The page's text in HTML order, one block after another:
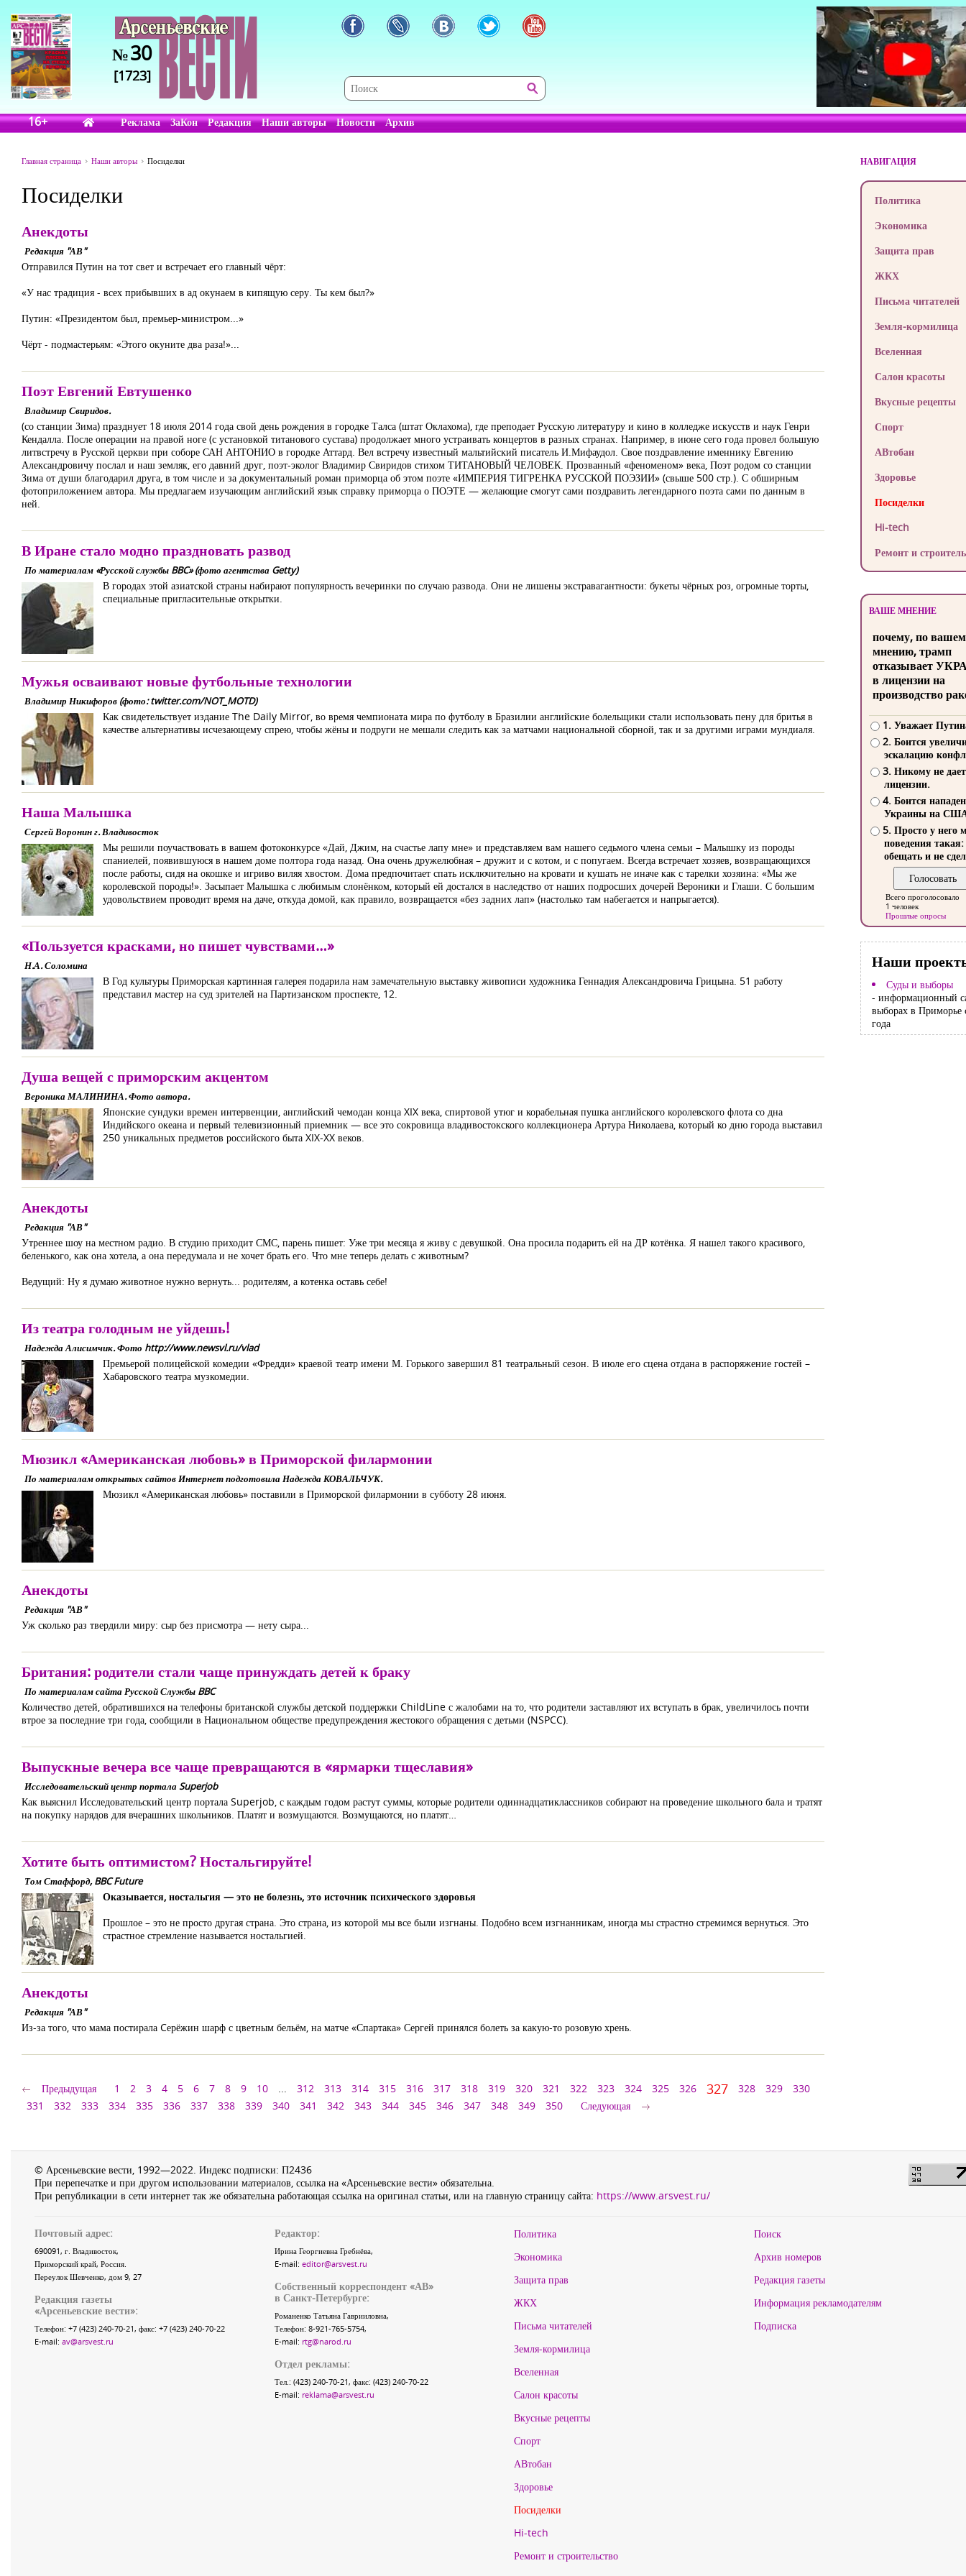
№30
[1723]
16+ Реклама ЗаКон Редакция Наши авторы Новости Архив
Главная страница Наши авторы Посиделки
Посиделки
Анекдоты
Редакция "АВ"
Отправился Путин на тот свет и встречает его главный чёрт:
«У нас традиция - всех прибывших в ад окунаем в кипящую серу. Ты кем был?»
Путин: «Президентом был, премьер-министром...»
Чёрт - подмастерьям: «Этого окуните два раза!»...
Поэт Евгений Евтушенко
Владимир Свиридов.
(со станции Зима) празднует 18 июля 2014 года свой день рождения в городке Талса (штат Оклахома), где преподает Русскую литературу и кино в колледже искусств и наук Генри
Кендалла. После операции на правой ноге (с установкой титанового сустава) продолжает много устраивать концертов в разных странах. Например, в июне сего года провел большую
литвстречу в Русской церкви при соборе САН АНТОНИО в городке Аттард. Вел встречу известный мальтийский писатель И.Мифаудол. Свое поздравление именнику Евгению
Александровичу послал и наш земляк, его давний друг, поэт-эколог Владимир Свиридов стихом ТИТАНОВЫЙ ЧЕЛОВЕК. Прозванный «феноменом» века, Поэт родом со станции
Зима от души благодарил друга, в том числе и за документальный роман приморца об этом поэте «ИМПЕРИЯ ТИГРЕНКА РУССКОЙ ПОЭЗИИ» (свыше 500 стр.). С обширным
фотоприложением автора. Мы предлагаем изучающим английский язык справку приморца о ПОЭТЕ — желающие смогут сами поздравить легендарного поэта сами по данным в
ней.
В Иране стало модно праздновать развод
По материалам «Русской службы BBC» (фото агентства Getty)
В городах этой азиатской страны набирают популярность вечеринки по случаю развода. Они не лишены экстравагантности: букеты чёрных роз, огромные торты,
специальные пригласительные открытки.
Мужья осваивают новые футбольные технологии
Владимир Никифоров (фото: twitter.com/NOT_MOTD)
Как свидетельствует издание The Daily Mirror, во время чемпионата мира по футболу в Бразилии английские болельщики стали использовать пену для бритья в
качестве альтернативы исчезающему спрею, чтобы жёны и подруги не мешали следить как за матчами национальной сборной, так и за другими играми мундиаля.
Наша Малышка
Сергей Воронин г. Владивосток
Мы решили поучаствовать в вашем фотоконкурсе «Дай, Джим, на счастье лапу мне» и представляем вам нашего седьмого члена семьи – Малышку из породы
спаниелей, появившуюся в нашем доме полтора года назад. Она очень дружелюбная – дружит и с котом, и с попугаем. Всегда встречает хозяев, возвращающихся
после работы, сидя на окошке и игриво виляя хвостом. Дома предпочитает спать исключительно на кровати и кушать не иначе как с тарелки хозяина: «Мы же
королевской породы!». Засыпает Малышка с любимым слонёнком, который ей достался в наследство от наших подросших дочерей Вероники и Глаши. С большим
удовольствием проводит время на даче, откуда домой, как правило, возвращается «без задних лап» (настолько там набегается и напрыгается).
«Пользуется красками, но пишет чувствами…»
Н.А. Соломина
В Год культуры Приморская картинная галерея подарила нам замечательную выставку живописи художника Геннадия Александровича Грицына. 51 работу
представил мастер на суд зрителей на Партизанском проспекте, 12.
Душа вещей с приморским акцентом
Вероника МАЛИНИНА. Фото автора.
Японские сундуки времен интервенции, английский чемодан конца XIX века, спиртовой утюг и корабельная пушка английского королевского флота со дна
Индийского океана и первый телевизионный приемник — все это сокровища владивостокского коллекционера Артура Николаева, который ко дню города выставил
250 уникальных предметов российского быта XIX-XX веков.
Анекдоты
Редакция "АВ"
Утреннее шоу на местном радио. В студию приходит СМС, парень пишет: Уже три месяца я живу с девушкой. Она просила подарить ей на ДР котёнка. Я нашел такого красивого,
беленького, как она хотела, а она передумала и не хочет брать его. Что мне теперь делать с животным?
Ведущий: Ну я думаю животное нужно вернуть... родителям, а котенка оставь себе!
Из театра голодным не уйдешь!
Надежда Алисимчик. Фото http://www.newsvl.ru/vlad
Премьерой полицейской комедии «Фредди» краевой театр имени М. Горького завершил 81 театральный сезон. В июле его сцена отдана в распоряжение гостей –
Хабаровского театра музкомедии.
Мюзикл «Американская любовь» в Приморской филармонии
По материалам открытых сайтов Интернет подготовила Надежда КОВАЛЬЧУК.
Мюзикл «Американская любовь» поставили в Приморской филармонии в субботу 28 июня.
Анекдоты
Редакция "АВ"
Уж сколько раз твердили миру: сыр без присмотра — нету сыра...
Британия: родители стали чаще принуждать детей к браку
По материалам сайта Русской Службы BBC
Количество детей, обратившихся на телефоны британской службы детской поддержки ChildLine с жалобами на то, что родители заставляют их вступать в брак, увеличилось почти
втрое за последние три года, сообщили в Национальном обществе предупреждения жестокого обращения с детьми (NSPCC).
Выпускные вечера все чаще превращаются в «ярмарки тщеславия»
Исследовательский центр портала Superjob
Как выяснил Исследовательский центр портала Superjob, с каждым годом растут суммы, которые родители одиннадцатиклассников собирают на проведение школьного бала и тратят
на покупку нарядов для вчерашних школьников. Платят и возмущаются. Возмущаются, но платят…
Хотите быть оптимистом? Ностальгируйте!
Том Стаффорд, BBC Future
Оказывается, ностальгия — это не болезнь, это источник психического здоровья
Прошлое – это не просто другая страна. Это страна, из которой мы все были изгнаны. Подобно всем изгнанникам, иногда мы страстно стремимся вернуться. Это
страстное стремление называется ностальгией.
Анекдоты
Редакция "АВ"
Из-за того, что мама постирала Cерёжин шарф с цветным бельём, на матче «Спартака» Сергей принялся болеть за какую-то розовую хрень.
Предыдущая 1 2 3 4 5 6 7 8 9 10 ... 312 313 314 315 316 317 318 319 320 321 322 323 324 325 326 327 328 329
330
331
332 333 334 335 336 337 338 339 340 341 342 343 344 345 346 347 348 349 350 Следующая
НАВИГАЦИЯ
Политика
Экономика
Защита прав
ЖКХ
Письма читателей
Земля-кормилица
Вселенная
Салон красоты
Вкусные рецепты
Спорт
АВтобан
Здоровье
Посиделки
Hi-tech
Ремонт и
ВАШЕ МНЕНИЕ
почему, по
мнению, трамп
отказывает
в лицензии на
производство
1. Уважает
2. Боится
эскалацию
3. Никому не
лицензии.
4. Боится
Украины на
5. Просто у него
поведения такая:
обещать и не
Всего проголосовало
1 человек
Прошлые опросы
Наши
Суды и выборы
- информационный
выборах в Приморье
года
© Арсеньевские вести, 1992—2022. Индекс подписки: П2436
При перепечатке и при другом использовании материалов, ссылка на «Арсеньевские вести» обязательна.
При републикации в сети интернет так же обязательна работающая ссылка на оригинал статьи, или на главную страницу сайта: https://www.arsvest.ru/
Почтовый адрес:
690091, г. Владивосток,
Приморский край, Россия.
Переулок Шевченко, дом 9, 27
Редакция газеты
«Арсеньевские вести»:
Телефон: +7 (423) 240-70-21, факс: +7 (423) 240-70-22
E-mail: av@arsvest.ru
Редактор:
Ирина Георгиевна Гребнёва,
E-mail: editor@arsvest.ru
Собственный корреспондент «АВ»
в Санкт-Петербурге:
Романенко Татьяна Гаврииловна,
Телефон: 8-921-765-5754,
E-mail: rtg@narod.ru
Отдел рекламы:
Тел.: (423) 240-70-21, факс: (423) 240-70-22
E-mail: reklama@arsvest.ru
Политика
Экономика
Защита прав
ЖКХ
Письма читателей
Земля-кормилица
Вселенная
Салон красоты
Вкусные рецепты
Спорт
АВтобан
Здоровье
Посиделки
Hi-tech
Ремонт и строительство
Поиск
Архив номеров
Редакция газеты
Информация рекламодателям
Подписка